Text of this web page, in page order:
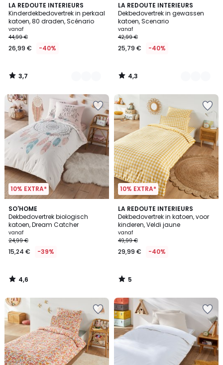
LA REDOUTE INTERIEURS
Kinderdekbedovertrek in perkaal
katoen, 80 draden, Scénario
vanaf
44,99 €
26,99 € -40%
3,7
/ 5
21
Kleuren
3,7
/
LA REDOUTE INTERIEURS
Dekbedovertrek in gewassen
katoen, Scenario
vanaf
42,99 €
25,79 € -40%
4,3
/ 5
18
Kleuren
4,3
/
10% EXTRA*
SO'HOME
Dekbedovertrek biologisch
katoen, Dream Catcher
vanaf
24,99 €
15,24 € -39%
4,6
/ 5
4,6
/
10% EXTRA*
LA REDOUTE INTERIEURS
Dekbedovertrek in katoen, voor
kinderen, Veldi jaune
vanaf
49,99 €
29,99 € -40%
5
/
5
5
/